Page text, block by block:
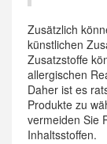
Zusätzlich
künstlichen
Zusatzstoffe
allergischen
Daher ist es
Produkte zu
vermeiden Sie
Inhaltsstoffen.